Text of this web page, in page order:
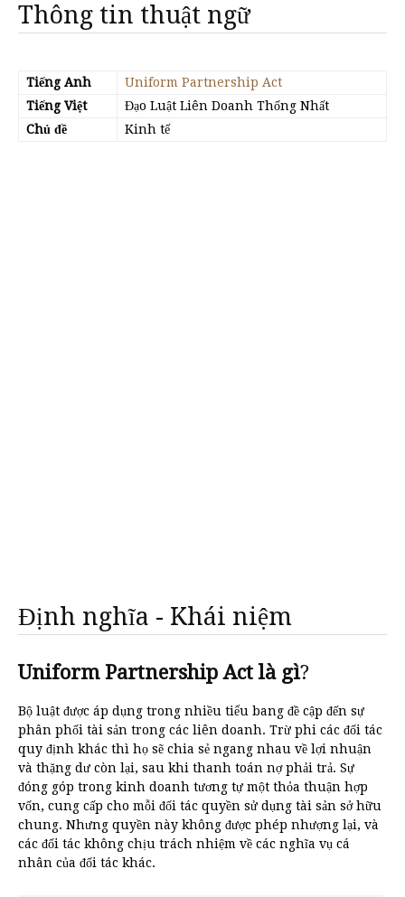
Thông tin thuật ngữ
Tiếng Anh
Uniform Partnership Act
Tiếng Việt
Đạo Luật Liên Doanh Thống Nhất
Chủ đề
Kinh tế
Định nghĩa - Khái niệm
Uniform Partnership Act là gì?
Bộ luật được áp dụng trong nhiều tiểu bang đề cập đến sự
phân phối tài sản trong các liên doanh. Trừ phi các đối tác
quy định khác thì họ sẽ chia sẻ ngang nhau về lợi nhuận
và thặng dư còn lại, sau khi thanh toán nợ phải trả. Sự
đóng góp trong kinh doanh tương tự một thỏa thuận hợp
vốn, cung cấp cho mỗi đối tác quyền sử dụng tài sản sở hữu
chung. Nhưng quyền này không được phép nhượng lại, và
các đối tác không chịu trách nhiệm về các nghĩa vụ cá
nhân của đối tác khác.